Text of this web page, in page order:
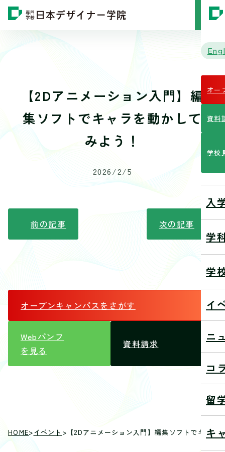
MENU
オー
資料
学校
入
学
学
イ
ニ
コ
留
キ
【2Dアニメーション入門】編
集ソフトでキャラを動かして
みよう！
2026/2/5
前の記事 次の記事
オープンキャンパスをさがす
Webパンフ
を見る
資料請求
HOME> イベント > 【2Dアニメーション入門】編集ソフトでキャラ